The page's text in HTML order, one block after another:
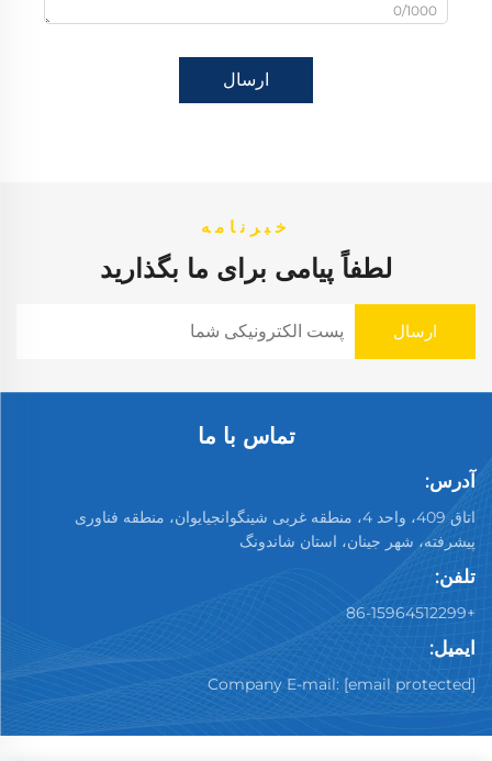
0/1000
ارسال
خبرنامه
لطفاً پیامی برای ما بگذارید
تماس با ما
آدرس:
اتاق 409، واحد 4، منطقه غربی شینگوانجیایوان، منطقه فناوری
پیشرفته، شهر جینان، استان شاندونگ
تلفن:
+86-15964512299
ایمیل:
Company E-mail: [email protected]